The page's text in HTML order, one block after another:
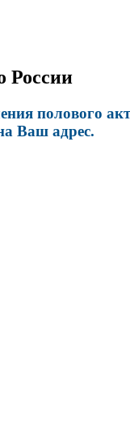
России
полового
Ваш адрес.